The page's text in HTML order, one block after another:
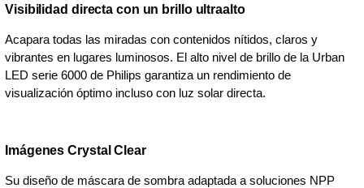
Visibilidad directa con un brillo ultraalto
Acapara todas las miradas con contenidos nítidos, claros y
vibrantes en lugares luminosos. El alto nivel de brillo de la Urban
LED serie 6000 de Philips garantiza un rendimiento de
visualización óptimo incluso con luz solar directa.
Imágenes Crystal Clear
Su diseño de máscara de sombra adaptada a soluciones NPP